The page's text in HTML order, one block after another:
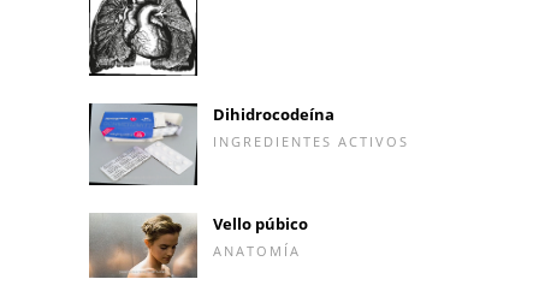
Dihidrocodeína
INGREDIENTES ACTIVOS
Vello púbico
ANATOMÍA